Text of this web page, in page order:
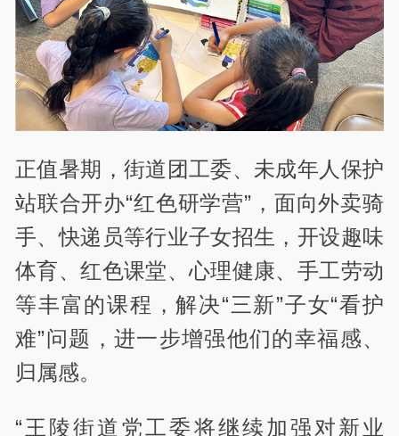
正值暑期，街道团工委、未成年人保护
站联合开办“红色研学营”，面向外卖骑
手、快递员等行业子女招生，开设趣味
体育、红色课堂、心理健康、手工劳动
等丰富的课程，解决“三新”子女“看护
难”问题，进一步增强他们的幸福感、
归属感。
“王陵街道党工委将继续加强对新业